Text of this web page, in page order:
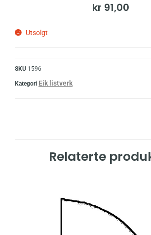
kr 91,00
Utsolgt
SKU 1596
Kategori Eik listverk
Relaterte